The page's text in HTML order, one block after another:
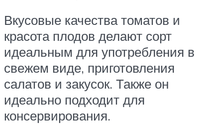
Вкусовые качества томатов и
красота плодов делают сорт
идеальным для употребления в
свежем виде, приготовления
салатов и закусок. Также он
идеально подходит для
консервирования.